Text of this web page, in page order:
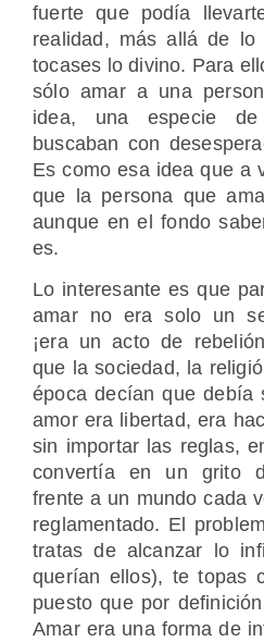
fuerte que podía
realidad, más allá de lo
tocases lo divino. Para
sólo amar a una
idea, una especie de
buscaban con
Es como esa idea que a
que la persona que
aunque en el fondo
es.
Lo interesante es que
amar no era solo un
¡era un acto de
que la sociedad, la
época decían que debía
amor era libertad, era
sin importar las reglas,
convertía en un grito
frente a un mundo cada
reglamentado. El
tratas de alcanzar lo
querían ellos), te topas
puesto que por
Amar era una forma de